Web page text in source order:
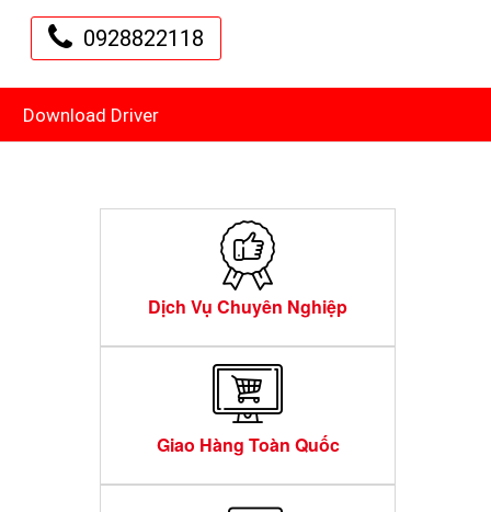
0928822118
Download Driver
Dịch Vụ Chuyên Nghiệp
Giao Hàng Toàn Quốc